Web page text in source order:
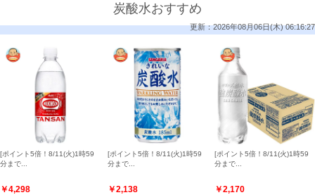
炭酸水おすすめ
更新：2026年08月06日(木) 06:16:27
[ポイント5倍！8/11(火)1時59
分まで...
￥4,298
[ポイント5倍！8/11(火)1時59
分まで...
￥2,138
[ポイント5倍！8/11(火)1時59
分まで...
￥2,170